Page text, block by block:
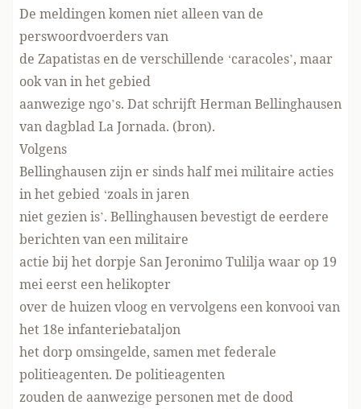
De meldingen komen niet alleen van de
perswoordvoerders van
de Zapatistas en de verschillende ‘caracoles’, maar
ook van in het gebied
aanwezige ngo’s. Dat schrijft Herman Bellinghausen
van dagblad La Jornada. (bron).
Volgens
Bellinghausen zijn er sinds half mei militaire acties
in het gebied ‘zoals in jaren
niet gezien is’. Bellinghausen bevestigt de eerdere
berichten van een militaire
actie bij het dorpje San Jeronimo Tulilja waar op 19
mei eerst een helikopter
over de huizen vloog en vervolgens een konvooi van
het 18e infanteriebataljon
het dorp omsingelde, samen met federale
politieagenten. De politieagenten
zouden de aanwezige personen met de dood